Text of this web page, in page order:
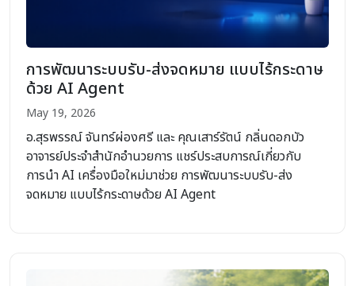
การพัฒนาระบบรับ-ส่งจดหมาย แบบไร้กระดาษ
ด้วย AI Agent
May 19, 2026
อ.สุรพรรณ์ จันทร์ผ่องศรี และ คุณเสาร์รัตน์ กลิ่นดอกบัว
อาจารย์ประจำสำนักอำนวยการ แชร์ประสบการณ์เกี่ยวกับ
การนำ AI เครื่องมือใหม่มาช่วย การพัฒนาระบบรับ-ส่ง
จดหมาย แบบไร้กระดาษด้วย AI Agent